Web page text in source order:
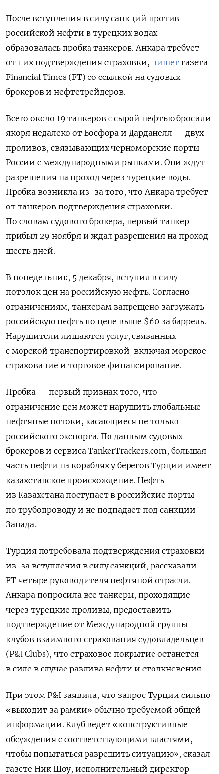
После вступления в силу санкций против
российской нефти в турецких водах
образовалась пробка танкеров. Анкара требует
от них подтверждения страховки, пишет газета
Financial Times (FT) со ссылкой на судовых
брокеров и нефтетрейдеров.
Всего около 19 танкеров с сырой нефтью бросили
якоря недалеко от Босфора и Дарданелл — двух
проливов, связывающих черноморские порты
России с международными рынками. Они ждут
разрешения на проход через турецкие воды.
Пробка возникла из-за того, что Анкара требует
от танкеров подтверждения страховки.
По словам судового брокера, первый танкер
прибыл 29 ноября и ждал разрешения на проход
шесть дней.
В понедельник, 5 декабря, вступил в силу
потолок цен на российскую нефть. Согласно
ограничениям, танкерам запрещено загружать
российскую нефть по цене выше $60 за баррель.
Нарушители лишаются услуг, связанных
с морской транспортировкой, включая морское
страхование и торговое финансирование.
Пробка — первый признак того, что
ограничение цен может нарушить глобальные
нефтяные потоки, касающиеся не только
российского экспорта. По данным судовых
брокеров и сервиса TankerTrackers.com, большая
часть нефти на кораблях у берегов Турции имеет
казахстанское происхождение. Нефть
из Казахстана поступает в российские порты
по трубопроводу и не подпадает под санкции
Запада.
Турция потребовала подтверждения страховки
из-за вступления в силу санкций, рассказали
FT четыре руководителя нефтяной отрасли.
Анкара попросила все танкеры, проходящие
через турецкие проливы, предоставить
подтверждение от Международной группы
клубов взаимного страхования судовладельцев
(P&I Clubs), что страховое покрытие останется
в силе в случае разлива нефти и столкновения.
При этом P&I заявила, что запрос Турции сильно
«выходит за рамки» обычно требуемой общей
информации. Клуб ведет «конструктивные
обсуждения с соответствующими властями,
чтобы попытаться разрешить ситуацию», сказал
газете Ник Шоу, исполнительный директор